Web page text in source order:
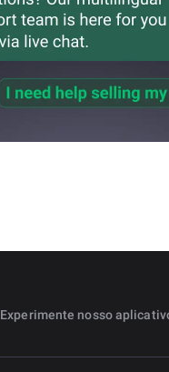
Experimente nosso